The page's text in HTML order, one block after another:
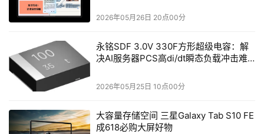
2026年05月26日 20点00分
永铭SDF 3.0V 330F方形超级电容：解
决AI服务器PCS高di/dt瞬态负载冲击难
2026年05月25日 10点00分
大容量存储空间 三星Galaxy Tab S10 FE
成618必购大屏好物